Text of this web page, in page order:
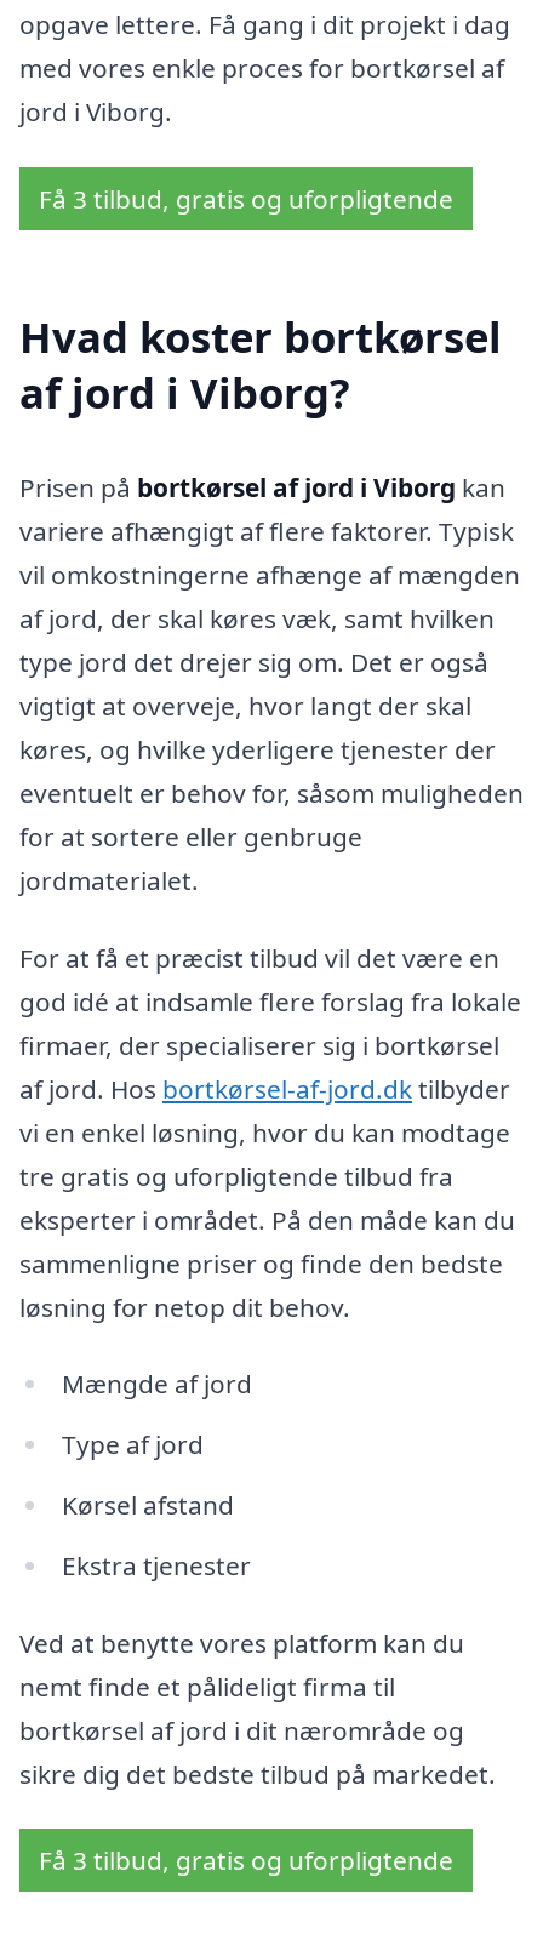
opgave lettere. Få gang i dit projekt i dag
med vores enkle proces for bortkørsel af
jord i Viborg.
Få 3 tilbud, gratis og uforpligtende
Hvad koster bortkørsel
af jord i Viborg?
Prisen på bortkørsel af jord i Viborg kan
variere afhængigt af flere faktorer. Typisk
vil omkostningerne afhænge af mængden
af jord, der skal køres væk, samt hvilken
type jord det drejer sig om. Det er også
vigtigt at overveje, hvor langt der skal
køres, og hvilke yderligere tjenester der
eventuelt er behov for, såsom muligheden
for at sortere eller genbruge
jordmaterialet.
For at få et præcist tilbud vil det være en
god idé at indsamle flere forslag fra lokale
firmaer, der specialiserer sig i bortkørsel
af jord. Hos bortkørsel-af-jord.dktilbyder
vi en enkel løsning, hvor du kan modtage
tre gratis og uforpligtende tilbud fra
eksperter i området. På den måde kan du
sammenligne priser og finde den bedste
løsning for netop dit behov.
Mængde af jord
Type af jord
Kørsel afstand
Ekstra tjenester
Ved at benytte vores platform kan du
nemt finde et pålideligt firma til
bortkørsel af jord i dit nærområde og
sikre dig det bedste tilbud på markedet.
Få 3 tilbud, gratis og uforpligtende